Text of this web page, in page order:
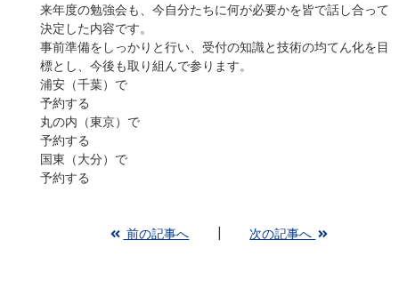
来年度の勉強会も、今自分たちに何が必要かを皆で話し合って
決定した内容です。
事前準備をしっかりと行い、受付の知識と技術の均てん化を目
標とし、今後も取り組んで参ります。
浦安（千葉）で
予約する
丸の内（東京）で
予約する
国東（大分）で
予約する
前の記事へ 次の記事へ